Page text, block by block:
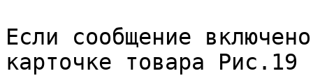
Если сообщение
карточке товара Рис.19